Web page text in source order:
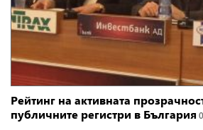
Рейтинг на активната
публичните регистри в България